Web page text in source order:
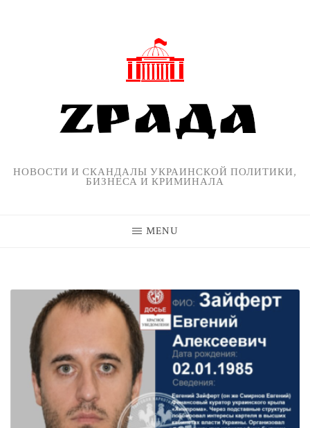
НОВОСТИ И СКАНДАЛЫ УКРАИНСКОЙ ПОЛИТИКИ,
БИЗНЕСА И КРИМИНАЛА
MENU